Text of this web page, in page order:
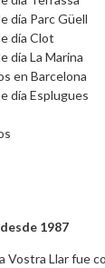
día Parc Güell
día Clot
día La Marina
en Barcelona
día Esplugues
1987
Vostra Llar fue